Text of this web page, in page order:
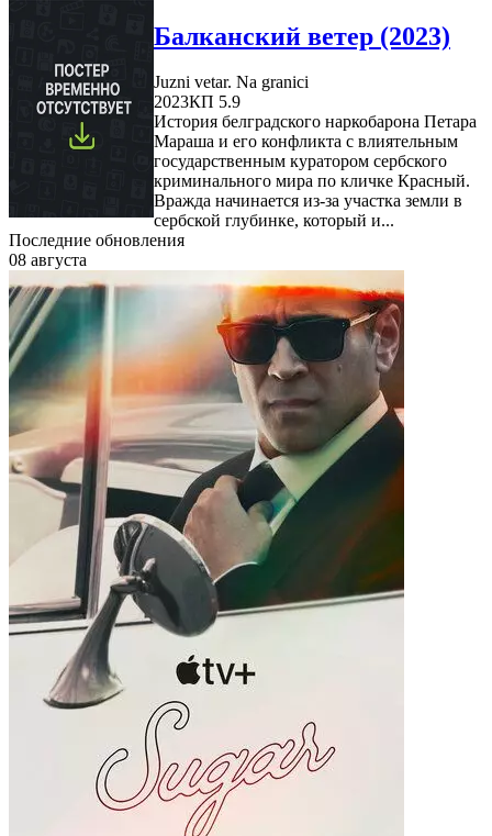
Балканский ветер (2023)
Juzni vetar. Na granici
2023КП 5.9
История белградского наркобарона Петара
Мараша и его конфликта с влиятельным
государственным куратором сербского
криминального мира по кличке Красный.
Вражда начинается из-за участка земли в
сербской глубинке, который и...
Последние обновления
08 августа